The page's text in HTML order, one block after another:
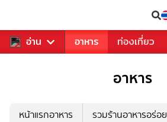
อ่าน
รวงการเพลง อาหาร ท่องเที่ยว
อาหาร
หน้าแรกอาหาร รวมร้านอาหารอร่อย